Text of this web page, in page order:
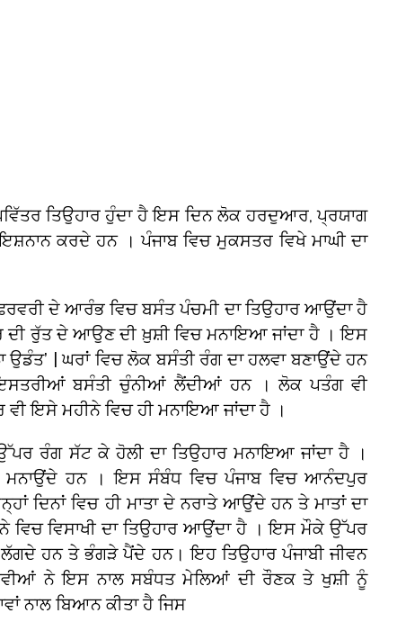
ਤਿਉਹਾਰ ਹੁੰਦਾ ਹੈ ਇਸ ਦਿਨ ਲੋਕ ਹਰਦੁਆਰ, ਪ੍ਰਯਾਗ
ਕਰਦੇ ਹਨ । ਪੰਜਾਬ ਵਿਚ ਮੁਕਸਤਰ ਵਿਖੇ ਮਾਘੀ ਦਾ
ਦੇ ਆਰੰਭ ਵਿਚ ਬਸੰਤ ਪੰਚਮੀ ਦਾ ਤਿਉਹਾਰ ਆਉਂਦਾ ਹੈ
ਦੀ ਰੁੱਤ ਦੇ ਆਉਣ ਦੀ ਖ਼ੁਸ਼ੀ ਵਿਚ ਮਨਾਇਆ ਜਾਂਦਾ ਹੈ । ਇਸ
| ਘਰਾਂ ਵਿਚ ਲੋਕ ਬਸੰਤੀ ਰੰਗ ਦਾ ਹਲਵਾ ਬਣਾਉਂਦੇ ਹਨ
ਬਸੰਤੀ ਚੁੰਨੀਆਂ ਲੈਂਦੀਆਂ ਹਨ । ਲੋਕ ਪਤੰਗ ਵੀ
ਵੀ ਇਸੇ ਮਹੀਨੇ ਵਿਚ ਹੀ ਮਨਾਇਆ ਜਾਂਦਾ ਹੈ ।
ਰੰਗ ਸੱਟ ਕੇ ਹੋਲੀ ਦਾ ਤਿਉਹਾਰ ਮਨਾਇਆ ਜਾਂਦਾ ਹੈ ।
ਮਨਾਉਂਦੇ ਹਨ । ਇਸ ਸੰਬੰਧ ਵਿਚ ਪੰਜਾਬ ਵਿਚ ਆਨੰਦਪੁਰ
ਦਿਨਾਂ ਵਿਚ ਹੀ ਮਾਤਾ ਦੇ ਨਰਾਤੇ ਆਉਂਦੇ ਹਨ ਤੇ ਮਾਤਾਂ ਦਾ
ਵਿਚ ਵਿਸਾਖੀ ਦਾ ਤਿਉਹਾਰ ਆਉਂਦਾ ਹੈ । ਇਸ ਮੌਕੇ ਉੱਪਰ
ਲੱਗਦੇ ਹਨ ਤੇ ਭੰਗੜੇ ਪੈਂਦੇ ਹਨ। ਇਹ ਤਿਉਹਾਰ ਪੰਜਾਬੀ ਜੀਵਨ
ਨੇ ਇਸ ਨਾਲ ਸਬੰਧਤ ਮੇਲਿਆਂ ਦੀ ਰੌਣਕ ਤੇ ਖੁਸ਼ੀ ਨੂੰ
ਨਾਲ ਬਿਆਨ ਕੀਤਾ ਹੈ ਜਿਸ